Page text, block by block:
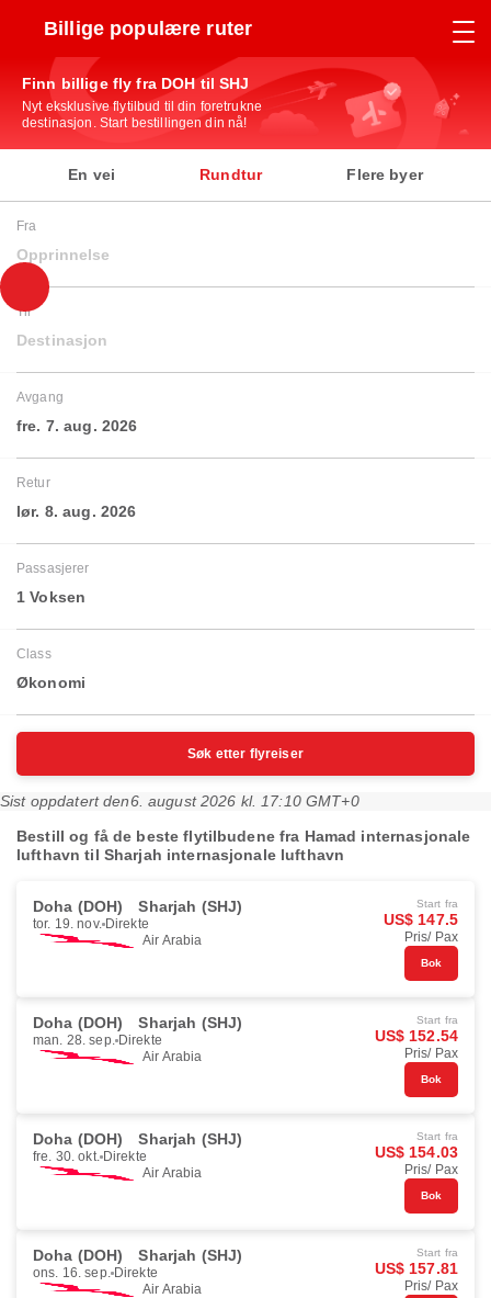
Billige populære ruter
Finn billige fly fra DOH til SHJ
Nyt eksklusive flytilbud til din foretrukne
destinasjon. Start bestillingen din nå!
En vei Rundtur Flere byer
Fra
Opprinnelse
Til
Destinasjon
Avgang
fre. 7. aug. 2026
Retur
lør. 8. aug. 2026
Passasjerer
1 Voksen
Class
Økonomi
Søk etter flyreiser
Sist oppdatert den6. august 2026 kl. 17:10 GMT+0
Bestill og få de beste flytilbudene fra Hamad internasjonale
lufthavn til Sharjah internasjonale lufthavn
Doha (DOH) Sharjah (SHJ)
tor. 19. nov. Direkte
Air Arabia
Start fra
US$ 147.5
Pris/ Pax
Bok
Doha (DOH) Sharjah (SHJ)
man. 28. sep. Direkte
Air Arabia
Start fra
US$ 152.54
Pris/ Pax
Bok
Doha (DOH) Sharjah (SHJ)
fre. 30. okt. Direkte
Air Arabia
Start fra
US$ 154.03
Pris/ Pax
Bok
Doha (DOH) Sharjah (SHJ)
ons. 16. sep. Direkte
Air Arabia
Start fra
US$ 157.81
Pris/ Pax